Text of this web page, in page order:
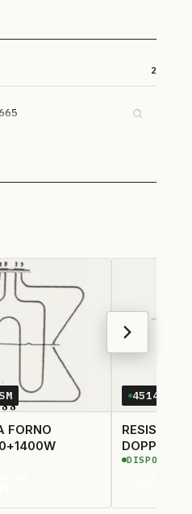
2
FORNO
DOPPIA